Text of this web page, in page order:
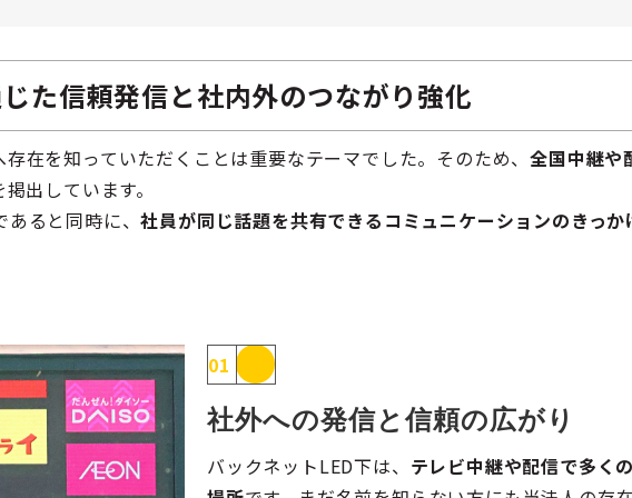
た信頼発信と社内外のつながり強化
在を知っていただくことは重要なテーマでした。そのため、全国中継や
出しています。
あると同時に、社員が同じ話題を共有できるコミュニケーションのきっか
01
社外への発信と信頼の広がり
バックネットLED下は、 テレビ中継や配信で多く